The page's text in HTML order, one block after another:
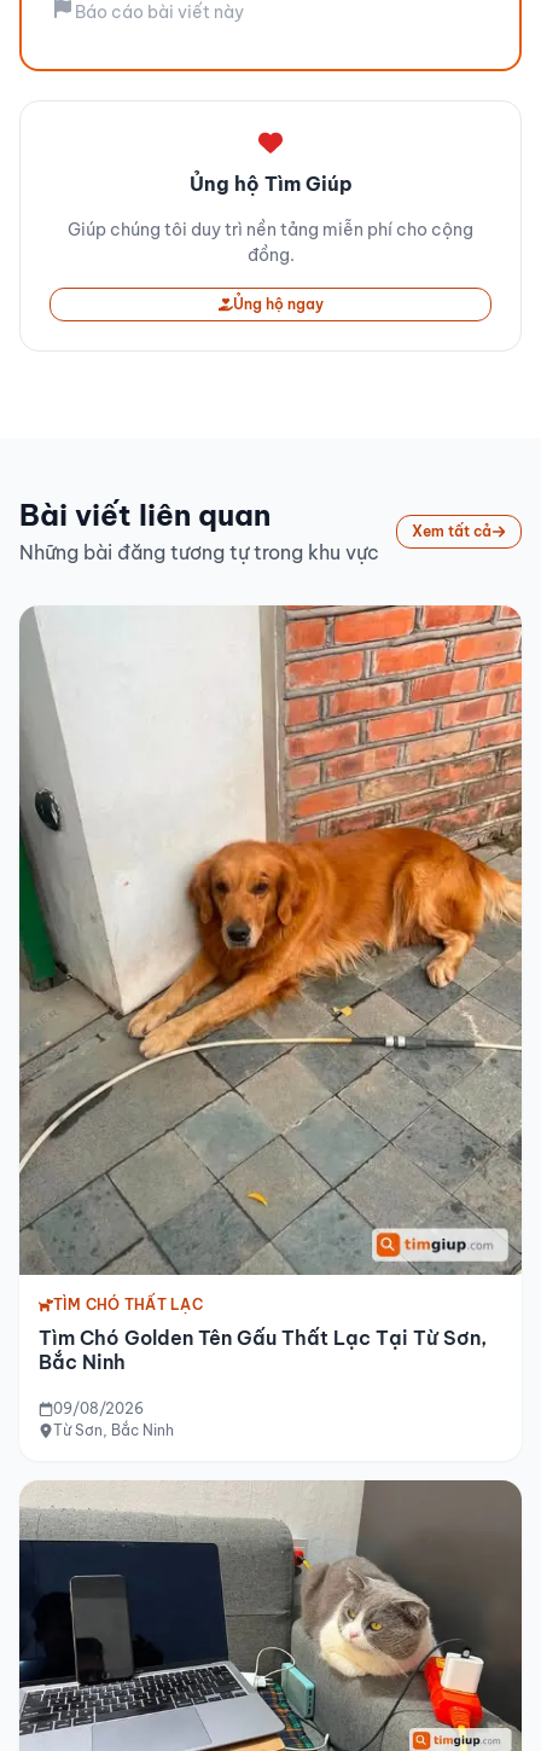
Báo cáo bài viết này
Ủng hộ Tìm Giúp
Giúp chúng tôi duy trì nền tảng miễn phí cho cộng
đồng.
Ủng hộ ngay
Bài viết liên quan
Những bài đăng tương tự trong khu vực
Xem tất cả
TÌM CHÓ THẤT LẠC
Tìm Chó Golden Tên Gấu Thất Lạc Tại Từ Sơn,
Bắc Ninh
09/08/2026
Từ Sơn, Bắc Ninh